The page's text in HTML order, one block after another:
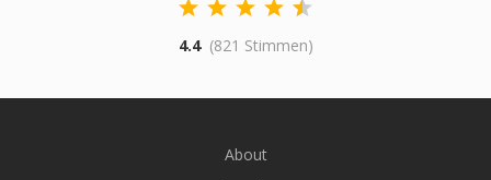
4.4 (821 Stimmen)
About